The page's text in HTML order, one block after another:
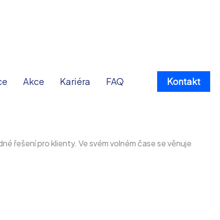
Akce Kariéra FAQ Kontakt
řešení pro klienty. Ve svém volném čase se věnuje